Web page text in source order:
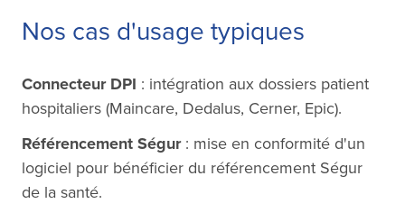
Nos cas d'usage typiques
Connecteur DPI : intégration aux dossiers patient
hospitaliers (Maincare, Dedalus, Cerner, Epic).
Référencement Ségur: mise en conformité d'un
logiciel pour bénéficier du référencement Ségur
de la santé.